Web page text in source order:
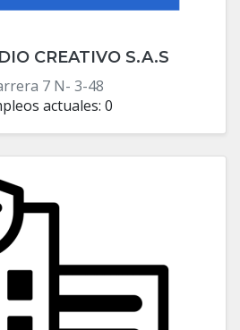
CREATIVO S.A.S
7 N- 3-48
actuales: 0